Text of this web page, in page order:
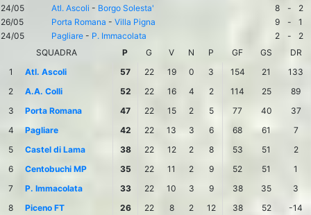
24/05
Atl. Ascoli - Borgo Solesta' 8 -
2
26/05
Porta Romana - Villa Pigna 9 -
1
24/05
Pagliare - P. Immacolata 2 -
2
SQUADRA
P G V N P GF GS
DR
1
Atl. Ascoli 57 22 19 0 3 154 21
133
2
A.A. Colli 52 22 16 4 2 114 25
89
3
Porta Romana 47 22 15 2 5 77 40
37
4
Pagliare 42 22 13 3 6 68 61
7
5
Castel di Lama 38 22 12 2 8 53 51
2
6
Centobuchi MP 35 22 11 2 9 52 51
1
7
P. Immacolata 33 22 10 3 9 38 35
3
8
Piceno FT 26 22 8 2 12 38 52 -14